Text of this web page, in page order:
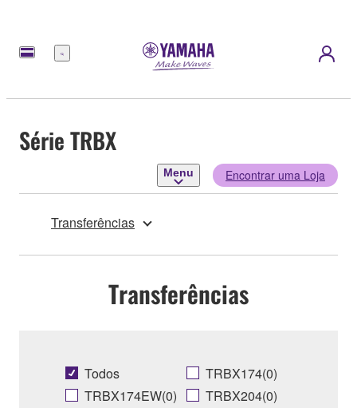
Menu
Série TRBX
Menu Encontrar uma Loja
Transferências
Transferências
Todos
TRBX174(0)
TRBX174EW(0)
TRBX204(0)